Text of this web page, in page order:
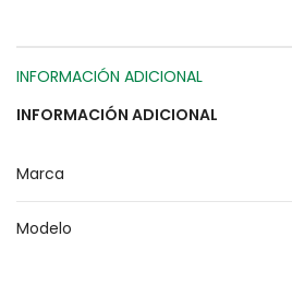
INFORMACIÓN ADICIONAL
INFORMACIÓN ADICIONAL
Marca
Modelo